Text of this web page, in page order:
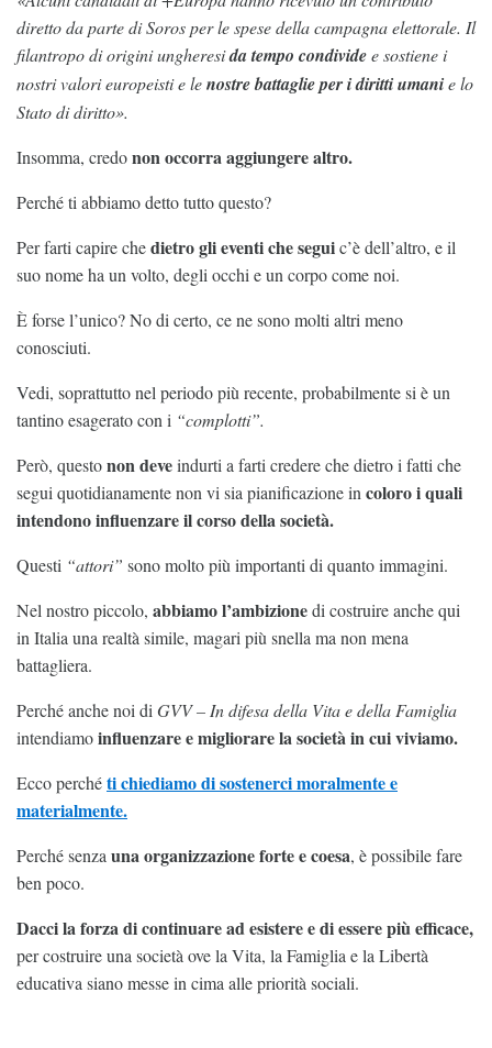
diretto da parte di Soros per le spese della campagna elettorale. Il
filantropo di origini ungheresida tempo condividee sostiene i
nostri valori europeisti e lenostre battaglie per i diritti umanie lo
Stato di diritto».
Insomma, credonon occorra aggiungere altro.
Perché ti abbiamo detto tutto questo?
Per farti capire chedietro gli eventi che seguic’è dell’altro, e il
suo nome ha un volto, degli occhi e un corpo come noi.
È forse l’unico? No di certo, ce ne sono molti altri meno
conosciuti.
Vedi, soprattutto nel periodo più recente, probabilmente si è un
tantino esagerato con i “complotti”.
Però, questonon deveindurti a farti credere che dietro i fatti che
segui quotidianamente non vi sia pianificazione in coloro i quali
intendono influenzare il corso della società.
Questi “attori” sono molto più importanti di quanto immagini.
Nel nostro piccolo, abbiamo l’ambizionedi costruire anche qui
in Italia una realtà simile, magari più snella ma non mena
battagliera.
Perché anche noi di GVV – In difesa della Vita e della Famiglia
intendiamoinfluenzare e migliorare la società in cui viviamo.
Ecco perchéti chiediamo di sostenerci moralmente e
materialmente.
Perché senza una organizzazione forte e coesa, è possibile fare
ben poco.
Dacci la forza di continuare ad esistere e di essere più efficace,
per costruire una società ove la Vita, la Famiglia e la Libertà
educativa siano messe in cima alle priorità sociali.